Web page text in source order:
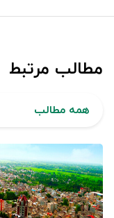
مطالب مرتبط
همه مطالب